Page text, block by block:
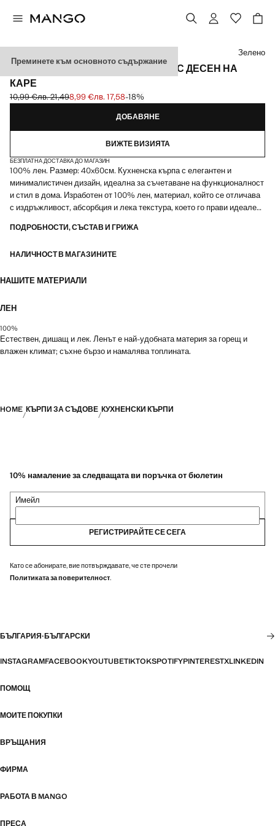
Преминете към основното съдържание
КУХНЕНСКА КЪРПА ОТ 100% ЛЕН С ДЕСЕН НА
КАРЕ
Задраскана първоначална цена [10,99 € лв. 21,49]
10,99 €лв. 21,49
Текуща цена [8,99 € лв. 17,58]
8,99 €лв. 17,58-18%
Изберете цвят
Зелено
ДОБАВЯНЕ
ВИЖТЕ ВИЗИЯТА
БЕЗПЛАТНА ДОСТАВКА ДО МАГАЗИН
100% лен. Размер: 40x60см. Кухненска кърпа с елегантен и
минималистичен дизайн, идеална за съчетаване на функционалност
и стил в дома. Изработен от 100% лен, материал, който се отличава
с издръжливост, абсорбция и лека текстура, което го прави идеален
Намаление на продукта
ПОДРОБНОСТИ, СЪСТАВ И ГРИЖА
НАЛИЧНОСТ В МАГАЗИНИТЕ
НАШИТЕ МАТЕРИАЛИ
ЛЕН
100%
Естествен, дишащ и лек. Ленът е най-удобната материя за горещ и
влажен климат; съхне бързо и намалява топлината.
HOME КЪРПИ ЗА СЪДОВЕ КУХНЕНСКИ КЪРПИ
10% намаление за следващата ви поръчка от бюлетин
Имейл
РЕГИСТРИРАЙТЕ СЕ СЕГА
Като се абонирате, вие потвърждавате, че сте прочели
Политиката за поверителност.
БЪЛГАРИЯ·БЪЛГАРСКИ
INSTAGRAMFACEBOOKYOUTUBETIKTOKSPOTIFYPINTERESTXLINKEDIN
ПОМОЩ
МОИТЕ ПОКУПКИ
ВРЪЩАНИЯ
ФИРМА
РАБОТА В MANGO
ПРЕСА